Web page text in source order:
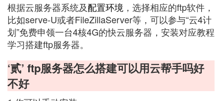
根据云服务器系统及配置环境 ，选择相应的ftp软件，
比如serve-U或者FileZillaServer等，可以参与“云4计
划”免费申领一台4核4G的快云服务器，安装对应教程
学习搭建ftp服务器。
‘贰’ ftp服务器怎么搭建可以用云帮手吗好
不好